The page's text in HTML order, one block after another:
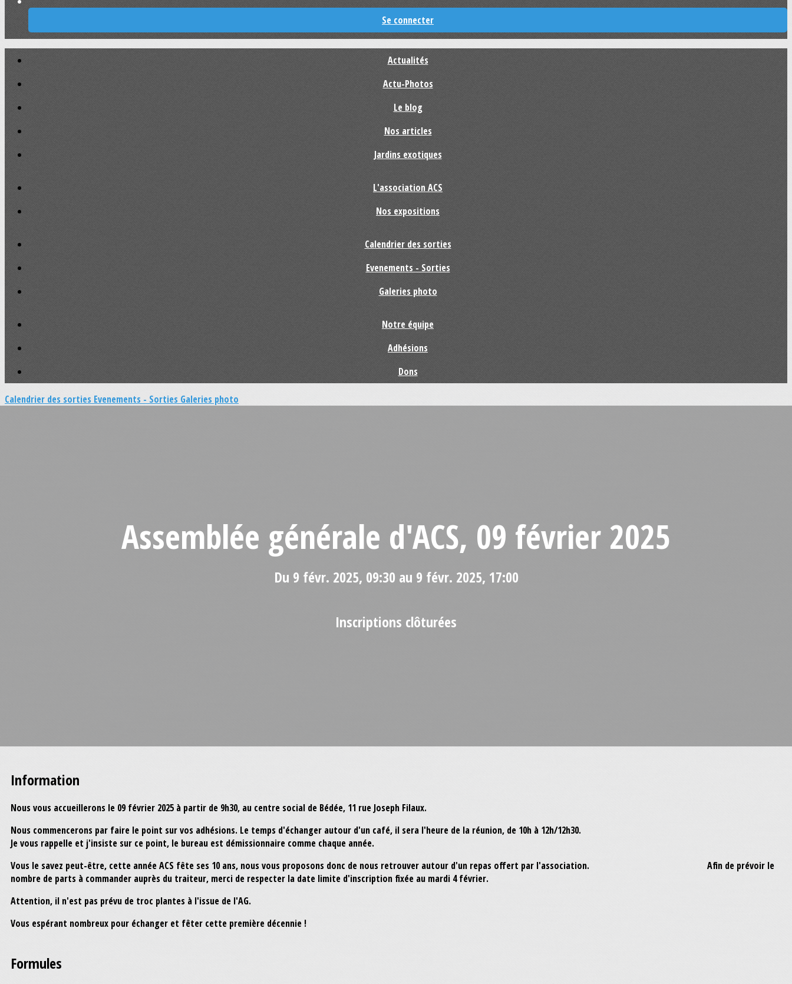
Se connecter
Actualités
Actu-Photos
Le blog
Nos articles
Jardins exotiques
L'association ACS
Nos expositions
Calendrier des sorties
Evenements - Sorties
Galeries photo
Notre équipe
Adhésions
Dons
Calendrier des sorties Evenements - Sorties Galeries photo
Assemblée générale d'ACS, 09 février 2025
Du 9 févr. 2025, 09:30 au 9 févr. 2025, 17:00
Inscriptions clôturées
Information
Nous vous accueillerons le 09 février 2025 à partir de 9h30, au centre social de Bédée, 11 rue Joseph Filaux.
Nous commencerons par faire le point sur vos adhésions. Le temps d'échanger autour d'un café, il sera l'heure de la réunion, de 10h à 12h/12h30.
Je vous rappelle et j'insiste sur ce point, le bureau est démissionnaire comme chaque année.
Vous le savez peut-être, cette année ACS fête ses 10 ans, nous vous proposons donc de nous retrouver autour d'un repas offert par l'association. Afin de prévoir le
nombre de parts à commander auprès du traiteur, merci de respecter la date limite d'inscription fixée au mardi 4 février.
Attention, il n'est pas prévu de troc plantes à l'issue de l'AG.
Vous espérant nombreux pour échanger et fêter cette première décennie !
Formules